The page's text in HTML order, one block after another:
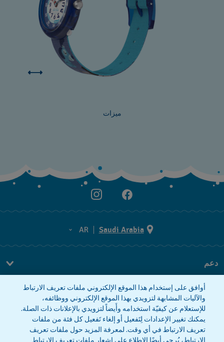
ميزات
Saudi Arabia
AR
AR
دعم
معلومات الشركة
صحافة
وظائف
أوافق على إستخدام هذا الموقع الإلكتروني ملفات تعريف الارتباط
والآليات المشابهة لتزويدي بهذا الموقع الإلكتروني ووظائفه،
للإستعلام عن كيفيّة استخدامه وأَيضاً لتزويدي بالإعلانات ذات الصلة.
يمكنك تغيير الإعدادات لِتَفعيل أو إلغاء تَفعيل كل فئة من ملفات
تعريف الارتباط في أي وقت. لمعرفة المزيد حول ملفات تعريف
الارتباط، يُرجى أيضًا الاطلاع على إشعار ملفات تعريف الارتباط